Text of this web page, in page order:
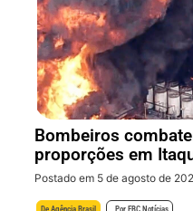
Bombeiros
proporções em
Postado em 5 de agosto de
De Agência Brasil Por EBC Notícias